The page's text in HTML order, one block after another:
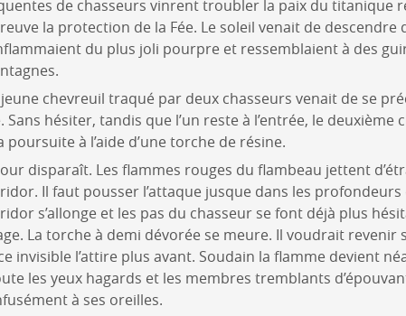
de chasseurs vinrent troubler la paix du titanique
la protection de la Fée. Le soleil venait de
du plus joli pourpre et ressemblaient à des
chevreuil traqué par deux chasseurs venait de se
Sans hésiter, tandis que l’un reste à l’entrée, le
poursuite à l’aide d’une torche de résine.
disparaît. Les flammes rouges du flambeau jettent
Il faut pousser l’attaque jusque dans les profondeurs
s’allonge et les pas du chasseur se font déjà plus
La torche à demi dévorée se meure. Il voudrait revenir
invisible l’attire plus avant. Soudain la flamme devient
les yeux hagards et les membres tremblants
à ses oreilles.